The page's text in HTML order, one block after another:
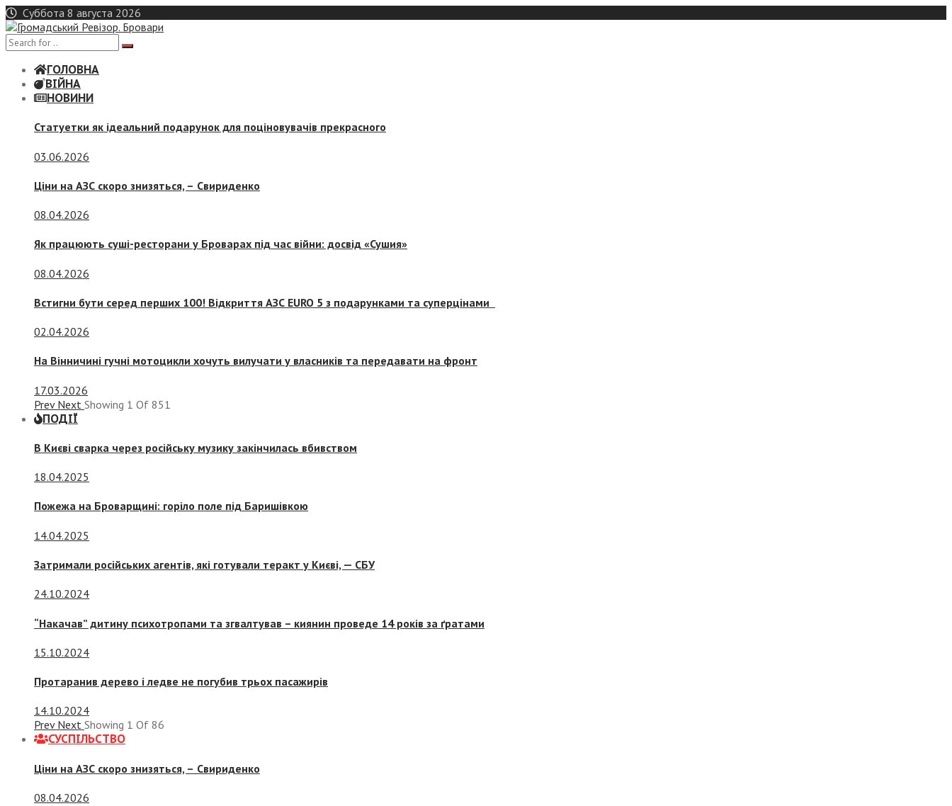
Skip
to
content
Суббота 8 августа 2026
ГОЛОВНА
ВІЙНА
НОВИНИ
Статуетки як ідеальний подарунок для поціновувачів прекрасного
03.06.2026
Ціни на АЗС скоро знизяться, – Свириденко
08.04.2026
Як працюють суші-ресторани у Броварах під час війни: досвід «Сушия»
08.04.2026
Встигни бути серед перших 100! Відкриття АЗС EURO 5 з подарунками та суперцінами
02.04.2026
На Вінничині гучні мотоцикли хочуть вилучати у власників та передавати на фронт
17.03.2026
Prev Next Showing 1 Of 851
ПОДІЇ
В Києві сварка через російську музику закінчилась вбивством
18.04.2025
Пожежа на Броварщині: горіло поле під Баришівкою
14.04.2025
Затримали російських агентів, які готували теракт у Києві, — СБУ
24.10.2024
“Накачав” дитину психотропами та згвалтував – киянин проведе 14 років за ґратами
15.10.2024
Протаранив дерево і ледве не погубив трьох пасажирів
14.10.2024
Prev Next Showing 1 Of 86
СУСПIЛЬСТВО
Ціни на АЗС скоро знизяться, – Свириденко
08.04.2026